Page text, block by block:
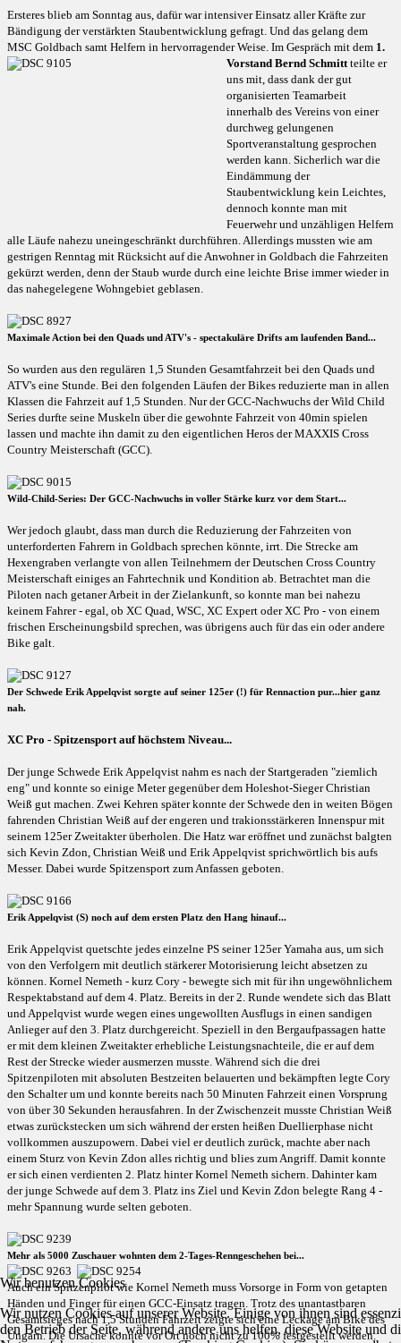
Ersteres blieb am Sonntag aus, dafür war intensiver Einsatz aller Kräfte zur
Bändigung der verstärkten Staubentwicklung gefragt. Und das gelang dem
MSC Goldbach samt Helfern in hervorragender Weise. Im Gespräch mit dem 1.
Vorstand Bernd Schmittteilte er
uns mit, dass dank der gut
organisierten Teamarbeit
innerhalb des Vereins von einer
durchweg gelungenen
Sportveranstaltung gesprochen
werden kann. Sicherlich war die
Eindämmung der
Staubentwicklung kein Leichtes,
dennoch konnte man mit
Feuerwehr und unzähligen Helfern
alle Läufe nahezu uneingeschränkt durchführen. Allerdings mussten wie am
gestrigen Renntag mit Rücksicht auf die Anwohner in Goldbach die Fahrzeiten
gekürzt werden, denn der Staub wurde durch eine leichte Brise immer wieder in
das nahegelegene Wohngebiet geblasen.
Maximale Action bei den Quads und ATV's - spectakuläre Drifts am laufenden Band...
So wurden aus den regulären 1,5 Stunden Gesamtfahrzeit bei den Quads und
ATV's eine Stunde. Bei den folgenden Läufen der Bikes reduzierte man in allen
Klassen die Fahrzeit auf 1,5 Stunden. Nur der GCC-Nachwuchs der Wild Child
Series durfte seine Muskeln über die gewohnte Fahrzeit von 40min spielen
lassen und machte ihn damit zu den eigentlichen Heros der MAXXIS Cross
Country Meisterschaft (GCC).
Wild-Child-Series: Der GCC-Nachwuchs in voller Stärke kurz vor dem Start...
Wer jedoch glaubt, dass man durch die Reduzierung der Fahrzeiten von
unterforderten Fahrern in Goldbach sprechen könnte, irrt. Die Strecke am
Hexengraben verlangte von allen Teilnehmern der Deutschen Cross Country
Meisterschaft einiges an Fahrtechnik und Kondition ab. Betrachtet man die
Piloten nach getaner Arbeit in der Zielankunft, so konnte man bei nahezu
keinem Fahrer - egal, ob XC Quad, WSC, XC Expert oder XC Pro - von einem
frischen Erscheinungsbild sprechen, was übrigens auch für das ein oder andere
Bike galt.
Der Schwede Erik Appelqvist sorgte auf seiner 125er (!) für Rennaction pur...hier ganz
nah.
XC Pro - Spitzensport auf höchstem Niveau...
Der junge Schwede Erik Appelqvist nahm es nach der Startgeraden "ziemlich
eng" und konnte so einige Meter gegenüber dem Holeshot-Sieger Christian
Weiß gut machen. Zwei Kehren später konnte der Schwede den in weiten Bögen
fahrenden Christian Weiß auf der engeren und trakionsstärkeren Innenspur mit
seinem 125er Zweitakter überholen. Die Hatz war eröffnet und zunächst balgten
sich Kevin Zdon, Christian Weiß und Erik Appelqvist sprichwörtlich bis aufs
Messer. Dabei wurde Spitzensport zum Anfassen geboten.
Erik Appelqvist (S) noch auf dem ersten Platz den Hang hinauf...
Erik Appelqvist quetschte jedes einzelne PS seiner 125er Yamaha aus, um sich
von den Verfolgern mit deutlich stärkerer Motorisierung leicht absetzen zu
können. Kornel Nemeth - kurz Cory - bewegte sich mit für ihn ungewöhnlichem
Respektabstand auf dem 4. Platz. Bereits in der 2. Runde wendete sich das Blatt
und Appelqvist wurde wegen eines ungewollten Ausflugs in einen sandigen
Anlieger auf den 3. Platz durchgereicht. Speziell in den Bergaufpassagen hatte
er mit dem kleinen Zweitakter erhebliche Leistungsnachteile, die er auf dem
Rest der Strecke wieder ausmerzen musste. Während sich die drei
Spitzenpiloten mit absoluten Bestzeiten belauerten und bekämpften legte Cory
den Schalter um und konnte bereits nach 50 Minuten Fahrzeit einen Vorsprung
von über 30 Sekunden herausfahren. In der Zwischenzeit musste Christian Weiß
etwas zurückstecken um sich während der ersten heißen Duellierphase nicht
vollkommen auszupowern. Dabei viel er deutlich zurück, machte aber nach
einem Sturz von Kevin Zdon alles richtig und blies zum Angriff. Damit konnte
er sich einen verdienten 2. Platz hinter Kornel Nemeth sichern. Dahinter kam
der junge Schwede auf dem 3. Platz ins Ziel und Kevin Zdon belegte Rang 4 -
mehr Spannung wurde selten geboten.
Mehr als 5000 Zuschauer wohnten dem 2-Tages-Renngeschehen bei...
Auch ein Spitzenpilot wie Kornel Nemeth muss Vorsorge in Form von getapten
Händen und Finger für einen GCC-Einsatz tragen. Trotz des unantastbaren
Gesamtsieges nach 1,5 Stunden Fahrzeit zeigte sich eine Leckage am Bike des
Ungarn. Die Ursache konnte vor Ort noch nicht zu 100% festgestellt werden.
Wir benutzen Cookies
Wir nutzen Cookies auf unserer Website. Einige von ihnen sind
den Betrieb der Seite, während andere uns helfen, diese Website und